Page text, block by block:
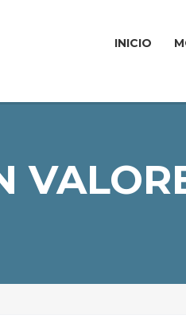
INICIO